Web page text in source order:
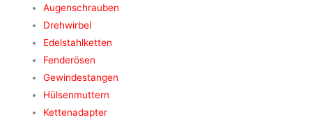
Augenschrauben
Drehwirbel
Edelstahlketten
Fenderösen
Gewindestangen
Hülsenmuttern
Kettenadapter